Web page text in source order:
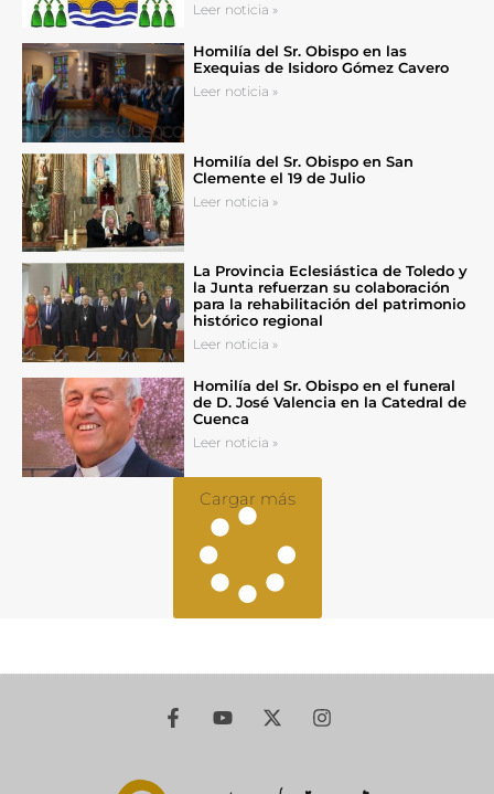
Leer noticia »
Homilía del Sr. Obispo en las
Exequias de Isidoro Gómez Cavero
Leer noticia »
Homilía del Sr. Obispo en San
Clemente el 19 de Julio
Leer noticia »
La Provincia Eclesiástica de Toledo y
la Junta refuerzan su colaboración
para la rehabilitación del patrimonio
histórico regional
Leer noticia »
Homilía del Sr. Obispo en el funeral
de D. José Valencia en la Catedral de
Cuenca
Leer noticia »
Cargar más